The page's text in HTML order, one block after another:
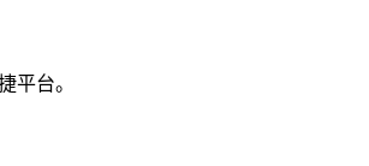
平台。